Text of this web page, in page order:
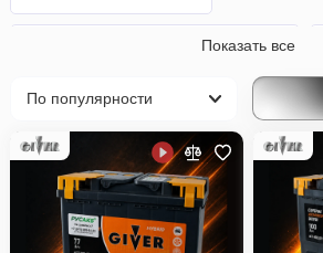
C218, X218 Рестайлинг (2014-2017)
CLS-Класс Mercedes-Benz
Показать все